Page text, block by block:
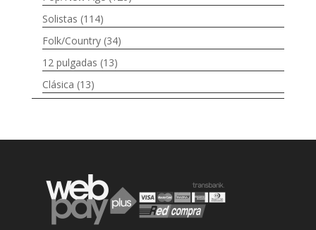
Solistas (114)
Folk/Country (34)
12 pulgadas (13)
Clásica (13)